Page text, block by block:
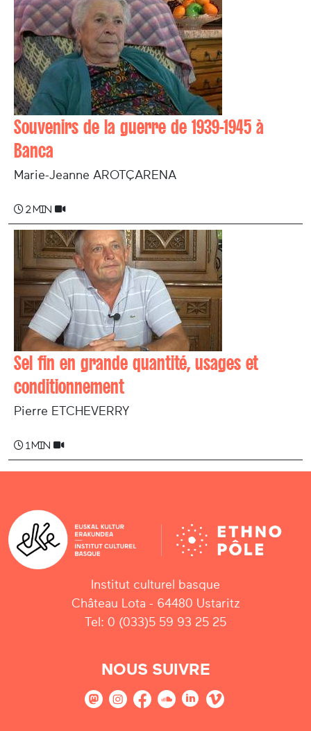
Souvenirs de la guerre de 1939-1945 à
Banca
Marie-­Jeanne AROTÇARENA
2 min
Sel fin en grande quantité, usages et
conditionnement
Pierre ETCHEVERRY
1 min
Institut culturel basque
Château Lota - 64480 Ustaritz
Tel: 0 (033)5 59 93 25 25
NOUS SUIVRE